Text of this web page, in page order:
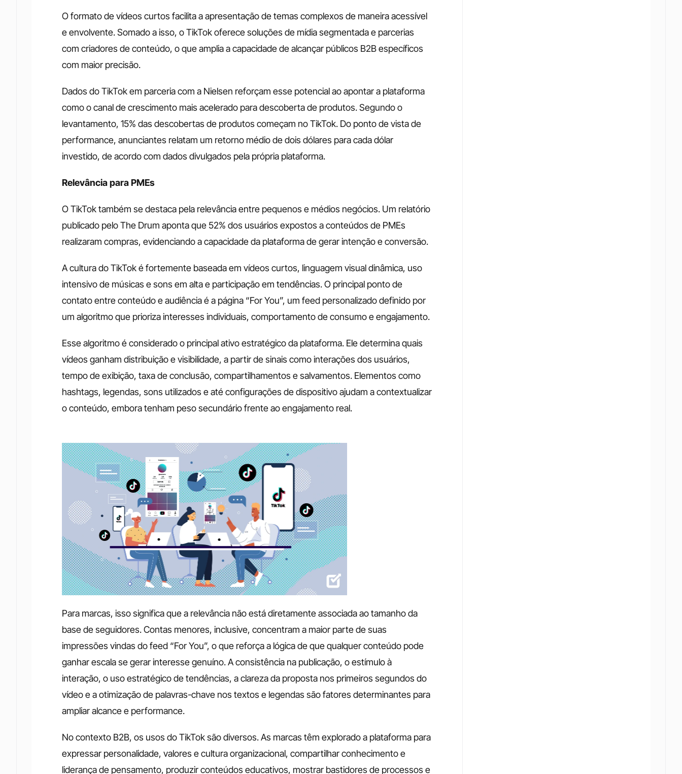
O formato de vídeos curtos facilita a apresentação de temas complexos de maneira acessível
e envolvente. Somado a isso, o TikTok oferece soluções de mídia segmentada e parcerias
com criadores de conteúdo, o que amplia a capacidade de alcançar públicos B2B específicos
com maior precisão.
Dados do TikTok em parceria com a Nielsen reforçam esse potencial ao apontar a plataforma
como o canal de crescimento mais acelerado para descoberta de produtos. Segundo o
levantamento, 15% das descobertas de produtos começam no TikTok. Do ponto de vista de
performance, anunciantes relatam um retorno médio de dois dólares para cada dólar
investido, de acordo com dados divulgados pela própria plataforma.
Relevância para PMEs
O TikTok também se destaca pela relevância entre pequenos e médios negócios. Um relatório
publicado pelo The Drum aponta que 52% dos usuários expostos a conteúdos de PMEs
realizaram compras, evidenciando a capacidade da plataforma de gerar intenção e conversão.
A cultura do TikTok é fortemente baseada em vídeos curtos, linguagem visual dinâmica, uso
intensivo de músicas e sons em alta e participação em tendências. O principal ponto de
contato entre conteúdo e audiência é a página “For You”, um feed personalizado definido por
um algoritmo que prioriza interesses individuais, comportamento de consumo e engajamento.
Esse algoritmo é considerado o principal ativo estratégico da plataforma. Ele determina quais
vídeos ganham distribuição e visibilidade, a partir de sinais como interações dos usuários,
tempo de exibição, taxa de conclusão, compartilhamentos e salvamentos. Elementos como
hashtags, legendas, sons utilizados e até configurações de dispositivo ajudam a contextualizar
o conteúdo, embora tenham peso secundário frente ao engajamento real.
Para marcas, isso significa que a relevância não está diretamente associada ao tamanho da
base de seguidores. Contas menores, inclusive, concentram a maior parte de suas
impressões vindas do feed “For You”, o que reforça a lógica de que qualquer conteúdo pode
ganhar escala se gerar interesse genuíno. A consistência na publicação, o estímulo à
interação, o uso estratégico de tendências, a clareza da proposta nos primeiros segundos do
vídeo e a otimização de palavras-chave nos textos e legendas são fatores determinantes para
ampliar alcance e performance.
No contexto B2B, os usos do TikTok são diversos. As marcas têm explorado a plataforma para
expressar personalidade, valores e cultura organizacional, compartilhar conhecimento e
liderança de pensamento, produzir conteúdos educativos, mostrar bastidores de processos e